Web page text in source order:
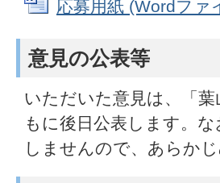
応募用紙 (Wordファ
意見の公表等
いただいた意見は、「
もに後日公表します。
しませんので、あらか